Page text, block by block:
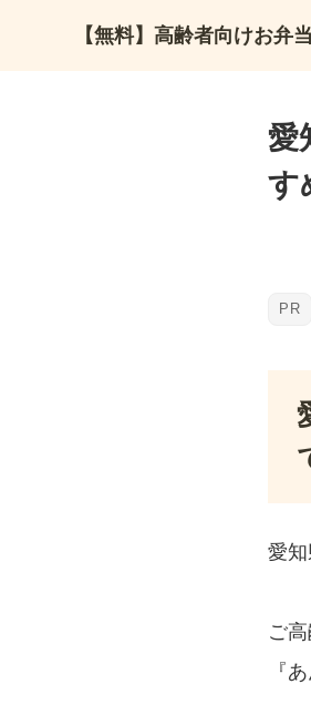
【無料】高齢者向けお弁
愛
す
愛
ご
『